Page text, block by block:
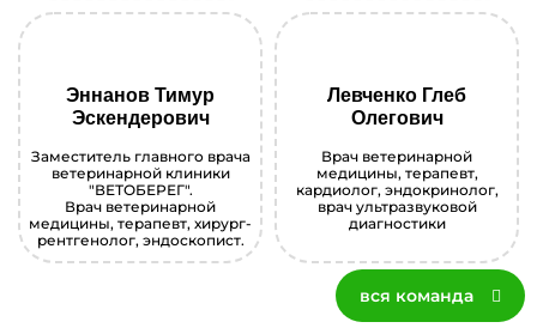
Эннанов Тимур
Эскендерович
Заместитель главного врача
ветеринарной клиники
"ВЕТОБЕРЕГ".
Врач ветеринарной
медицины, терапевт, хирург-
рентгенолог, эндоскопист.
Левченко Глеб
Олегович
Врач ветеринарной
медицины, терапевт,
кардиолог, эндокринолог,
врач ультразвуковой
диагностики
вся команда